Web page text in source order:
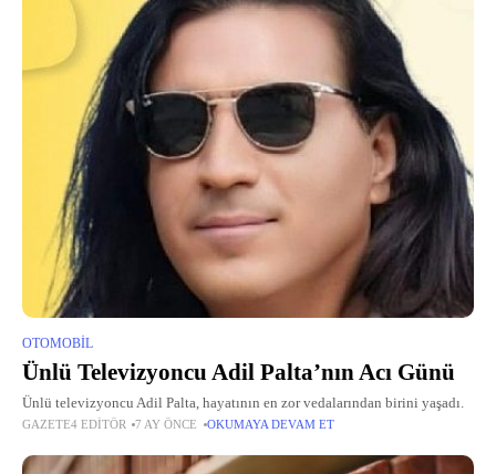
OTOMOBIL
Ünlü Televizyoncu Adil Palta’nın Acı Günü
Ünlü televizyoncu Adil Palta, hayatının en zor vedalarından birini yaşadı.
GAZETE4 EDITÖR 7 AY ÖNCE OKUMAYA DEVAM ET